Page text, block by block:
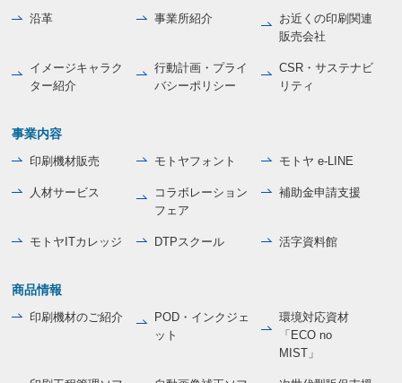
沿革 事業所紹介
お近くの印刷関連
販売会社
イメージキャラク
ター紹介
行動計画・プライ
バシーポリシー
CSR・サステナビ
リティ
事業内容
印刷機材販売 モトヤフォント モトヤ e-LINE
人材サービス
コラボレーション
フェア
補助金申請支援
モトヤITカレッジ DTPスクール 活字資料館
商品情報
印刷機材のご紹介
POD・インクジェ
ット
環境対応資材
「ECO no
MIST」